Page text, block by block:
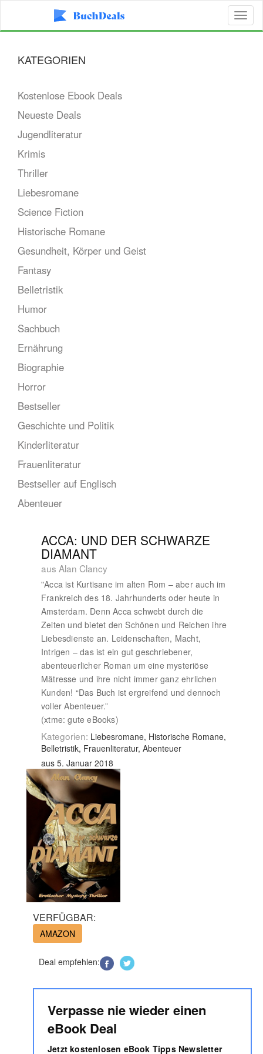
KATEGORIEN
Kostenlose Ebook Deals
Neueste Deals
Jugendliteratur
Krimis
Thriller
Liebesromane
Science Fiction
Historische Romane
Gesundheit, Körper und Geist
Fantasy
Belletristik
Humor
Sachbuch
Ernährung
Biographie
Horror
Bestseller
Geschichte und Politik
Kinderliteratur
Frauenliteratur
Bestseller auf Englisch
Abenteuer
ACCA: UND DER SCHWARZE
DIAMANT
aus Alan Clancy
"Acca ist Kurtisane im alten Rom – aber auch im
Frankreich des 18. Jahrhunderts oder heute in
Amsterdam. Denn Acca schwebt durch die
Zeiten und bietet den Schönen und Reichen ihre
Liebesdienste an. Leidenschaften, Macht,
Intrigen – das ist ein gut geschriebener,
abenteuerlicher Roman um eine mysteriöse
Mätresse und ihre nicht immer ganz ehrlichen
Kunden! “Das Buch ist ergreifend und dennoch
voller Abenteuer.”
(xtme: gute eBooks)
Kategorien: Liebesromane, Historische Romane,
Belletristik, Frauenliteratur, Abenteuer
aus 5. Januar 2018
VERFÜGBAR:
AMAZON
Deal empfehlen:
Verpasse nie wieder einen
eBook Deal
Jetzt kostenlosen eBook Tipps Newsletter